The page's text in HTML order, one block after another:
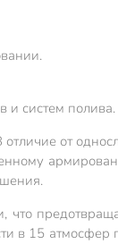
и систем полива.
от
что
в 15 атмосфер